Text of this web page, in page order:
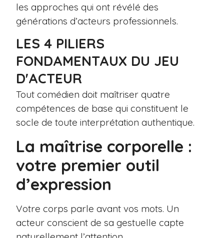
les approches qui ont révélé des
générations d’acteurs professionnels.
LES 4 PILIERS
FONDAMENTAUX DU JEU
D'ACTEUR
Tout comédien doit maîtriser quatre
compétences de base qui constituent le
socle de toute interprétation authentique.
La maîtrise corporelle :
votre premier outil
d’expression
Votre corps parle avant vos mots. Un
acteur conscient de sa gestuelle capte